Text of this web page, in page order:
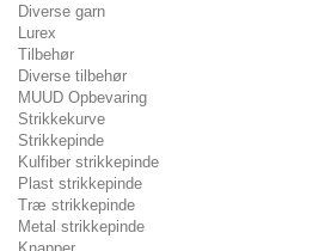
Diverse garn
Lurex
Tilbehør
Diverse tilbehør
MUUD Opbevaring
Strikkekurve
Strikkepinde
Kulfiber strikkepinde
Plast strikkepinde
Træ strikkepinde
Metal strikkepinde